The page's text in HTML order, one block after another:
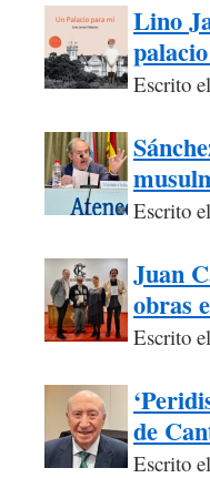
Lino
Escrito el
Escrito el
Juan
obras
Escrito el
de
Escrito el